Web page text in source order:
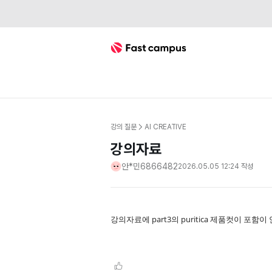
Fast Campus
강의 질문 AI CREATIVE
강의자료
안*민68664822026.05.05 12:24 작성
강의자료에 part3의 puritica 제품컷이 포함이